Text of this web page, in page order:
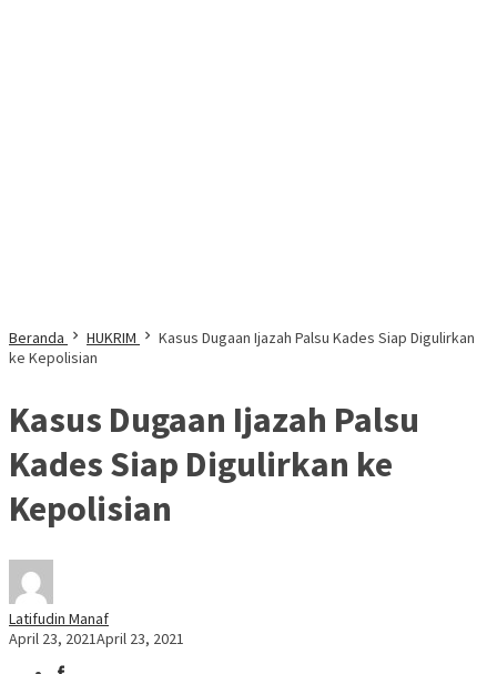
Beranda HUKRIM
Kasus Dugaan Ijazah Palsu Kades Siap Digulirkan
ke Kepolisian
Kasus Dugaan Ijazah Palsu
Kades Siap Digulirkan ke
Kepolisian
Latifudin Manaf
April 23, 2021April 23, 2021